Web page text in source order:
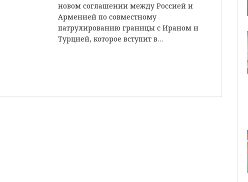
новом соглашении между Россией и
Арменией по совместному
патрулированию границы с Ираном и
Турцией, которое вступит в…